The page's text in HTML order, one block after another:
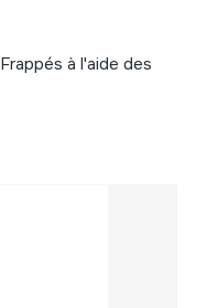
à l'aide des